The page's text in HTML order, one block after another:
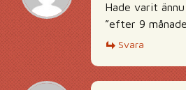
Hade varit
”efter 9
Svara